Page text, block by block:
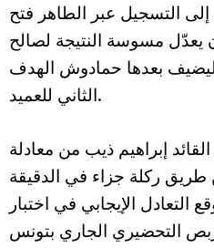
التسجيل عبر الطاهر فتح
40، قبل أن يعدّل مسوسة النتيجة لصالح
في الدقيقة 56، ليضيف بعدها حمادوش الهدف
الثاني للعميد.
إبراهيم ذيب من معادلة
طريق ركلة جزاء في الدقيقة
التعادل الإيجابي في اختبار